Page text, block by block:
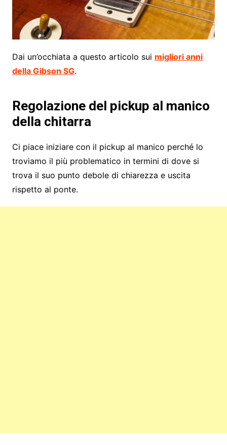
Dai un’occhiata a questo articolo sui migliori anni
della Gibson SG.
Regolazione del pickup al manico
della chitarra
Ci piace iniziare con il pickup al manico perché lo
troviamo il più problematico in termini di dove si
trova il suo punto debole di chiarezza e uscita
rispetto al ponte.